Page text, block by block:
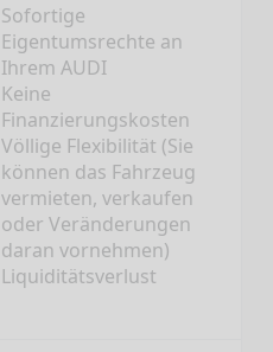
Sofortige
Eigentumsrechte an
Ihrem AUDI
Keine
Finanzierungskosten
Völlige Flexibilität (Sie
können das Fahrzeug
vermieten, verkaufen
oder Veränderungen
daran vornehmen)
Liquiditätsverlust